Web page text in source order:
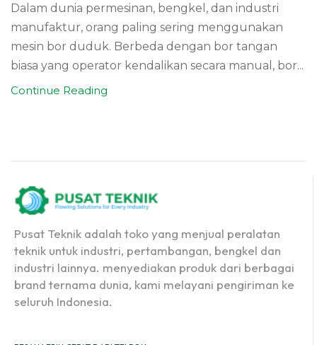
Dalam dunia permesinan, bengkel, dan industri
manufaktur, orang paling sering menggunakan
mesin bor duduk. Berbeda dengan bor tangan
biasa yang operator kendalikan secara manual, bor...
Continue Reading
Pusat Teknik adalah toko yang menjual peralatan
teknik untuk industri, pertambangan, bengkel dan
industri lainnya. menyediakan produk dari berbagai
brand ternama dunia, kami melayani pengiriman ke
seluruh Indonesia.